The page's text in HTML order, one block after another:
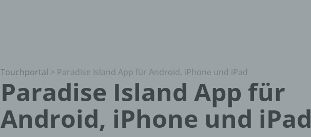
Touchportal > Paradise Island App für Android, iPhone und iPad
Paradise Island App für
Android, iPhone und iPad